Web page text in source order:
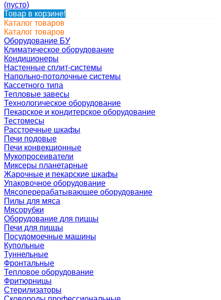
(пусто)
Товар в корзине!
Каталог товаров
Каталог товаров
Оборудование БУ
Климатическое оборудование
Кондиционеры
Настенные сплит-системы
Напольно-потолочные системы
Кассетного типа
Тепловые завесы
Технологическое оборудование
Пекарское и кондитерское оборудование
Тестомесы
Расстоечные шкафы
Печи подовые
Печи конвекционные
Мукопросеиватели
Миксеры планетарные
Жарочные и пекарские шкафы
Упаковочное оборудование
Мясоперерабатывающее оборудование
Пилы для мяса
Мясорубки
Оборудование для пиццы
Печи для пиццы
Посудомоечные машины
Купольные
Туннельные
Фронтальные
Тепловое оборудование
Фритюрницы
Стерилизаторы